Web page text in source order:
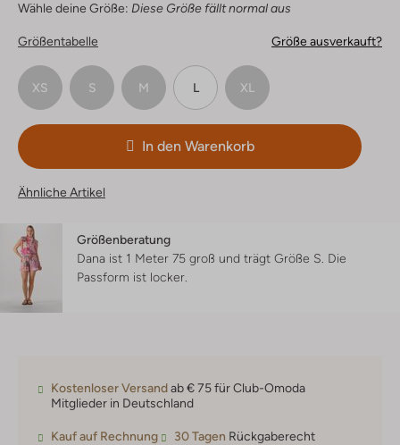
Wähle deine Größe: Diese Größe fällt normal aus
Größentabelle Größe ausverkauft?
XS S M L XL
In den Warenkorb
Ähnliche Artikel
Größenberatung
Dana ist 1 Meter 75 groß und trägt Größe S. Die
Passform ist locker
Kostenloser Versandab € 75 für Club-Omoda
Mitglieder in Deutschland
Kauf auf Rechnung 30 Tagen Rückgaberecht